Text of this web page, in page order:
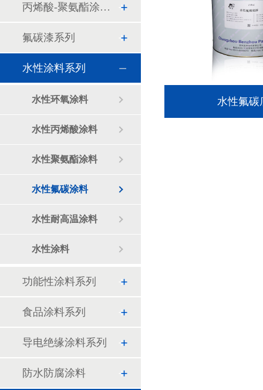
丙烯酸-聚氨酯涂料系列
氟碳漆系列
水性涂料系列
水性环氧涂料
水性丙烯酸涂料
水性聚氨酯涂料
水性氟碳涂料
水性耐高温涂料
水性涂料
功能性涂料系列
食品涂料系列
导电绝缘涂料系列
防水防腐涂料
水性氟碳